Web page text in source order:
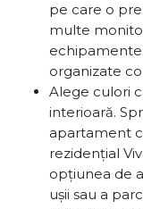
pe care o
multe
organizate
Alege culori
interioară.
apartament
rezidențial
opțiunea de
ușii sau a